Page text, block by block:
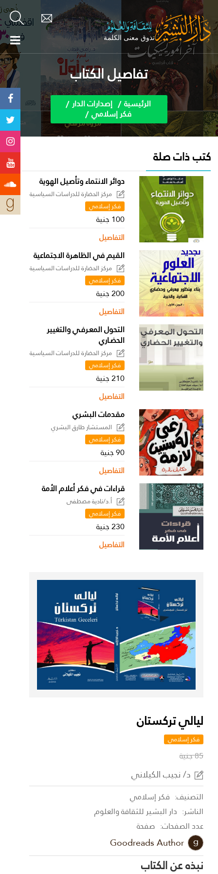
تفاصيل الكتاب
الرئيسية إصدارات الدار
فكر إسلامي
كتب ذات صلة
دوائر الانتماء وتأصيل الهوية
مركز الحضارة للدراسات السياسية
فكر إسلامي
100 جنية
التفاصيل
القيم في الظاهرة الاجتماعية
مركز الحضارة للدراسات السياسية
فكر إسلامي
200 جنية
التفاصيل
التحول المعـرفـي والتغيير
الحضـاري
مركز الحضارة للدراسات السياسية
فكر إسلامي
210 جنية
التفاصيل
مقدمات البشري
المستشار طارق البشري
فكر إسلامي
90 جنية
التفاصيل
قراءات في فكر أعلام الأمة
أ.د/نادية مصطفى
فكر إسلامي
230 جنية
التفاصيل
ليالي تركستان
فكر إسلامي
85 جنية
د/ نجيب الكيلاني
التصنيف: فكر إسلامي
الناشر: دار البشير للثقافة والعلوم
عدد الصفحات: صفحة
Goodreads Author
نبذه عن الكتاب